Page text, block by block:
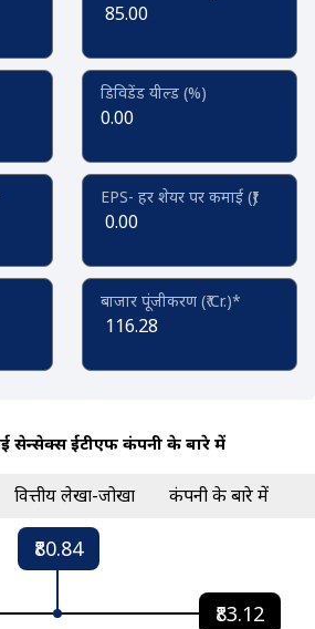
85.00
डिविडेंड यील्ड (%)
0.00
EPS- हर शेयर पर कमाई (₹)
0.00
बाजार पूंजीकरण (₹ Cr.)*
116.28
सेन्सेक्स ईटीएफ कंपनी के बारे में
वित्तीय लेखा-जोखा कंपनी के बारे में
₹80.84
₹83.12